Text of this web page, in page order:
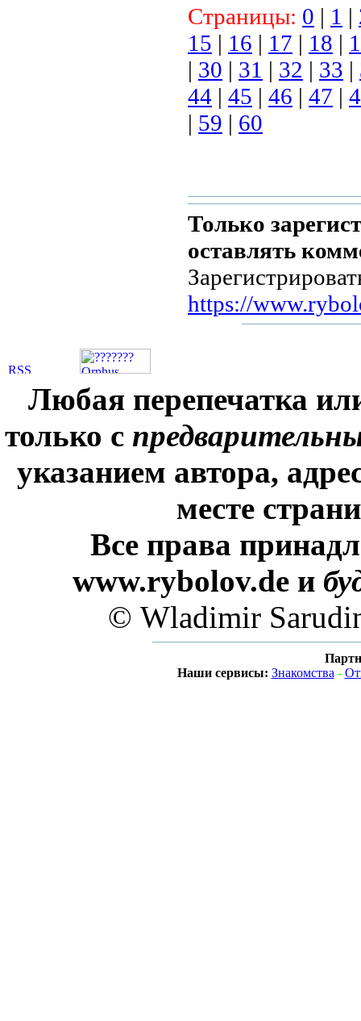
Страницы: 0 | 1 |
15 | 16 | 17 | 18 |
| 30 | 31 | 32 | 33 |
44 | 45 | 46 | 47 |
| 59 | 60
Только
оставлять
https://
Любая перепечатка
только с
указанием автора,
месте
Все права
www.rybolov.de и
© Wladimir
Наши сервисы: Знакомства -